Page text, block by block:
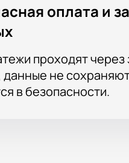
оплата и
проходят
не
в безопасности.